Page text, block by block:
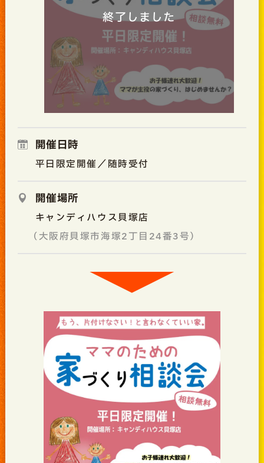
終了しました
開催日時
平日限定開催／随時受付
開催場所
キャンディハウス貝塚店
（大阪府貝塚市海塚2丁目24番3号）